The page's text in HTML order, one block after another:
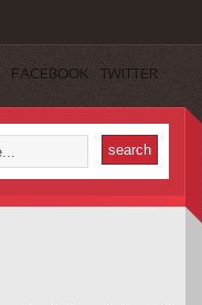
FACEBOOK TWITTER